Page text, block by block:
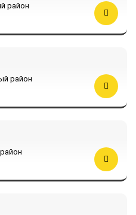
район
район